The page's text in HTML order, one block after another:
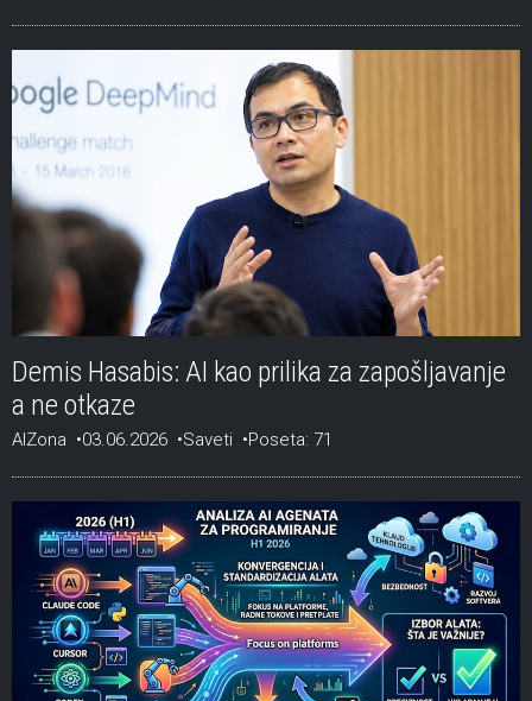
Demis Hasabis: AI kao prilika za zapošljavanje
a ne otkaze
AIZona 03.06.2026 Saveti Poseta: 71